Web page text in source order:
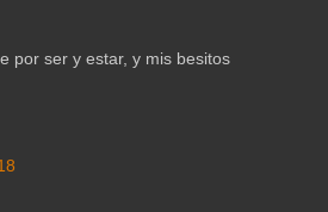
por ser y estar, y mis besitos